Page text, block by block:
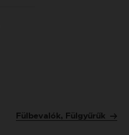
Fülbevalók, Fülgyűrűk